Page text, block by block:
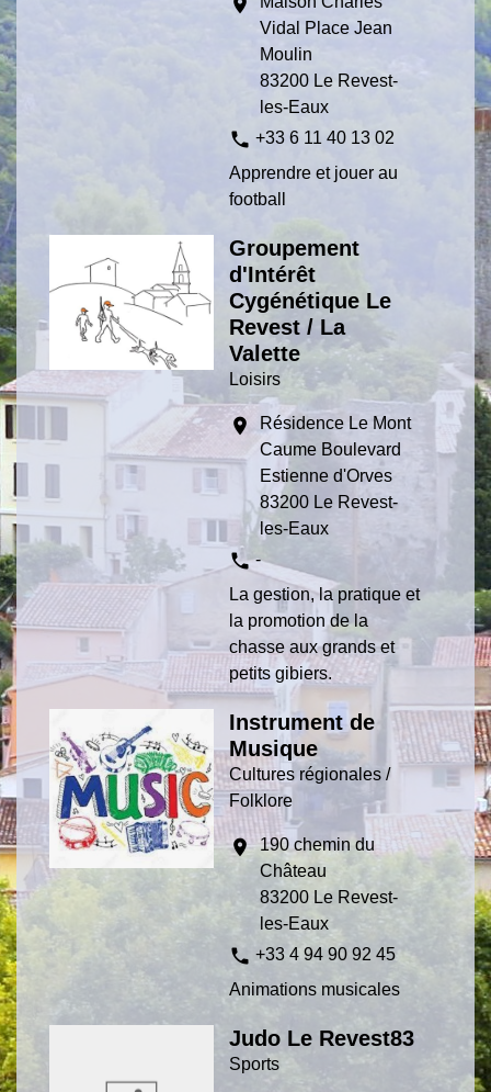
location_on
Vidal Place Jean
Moulin
83200 Le Revest-
les-Eaux
phone +33 6 11 40 13 02
Apprendre et jouer au
football
Groupement
d'Intérêt
Cygénétique Le
Revest / La
Valette
Loisirs
location_on
Résidence Le Mont
Caume Boulevard
Estienne d'Orves
83200 Le Revest-
les-Eaux
phone -
La gestion, la pratique et
la promotion de la
chasse aux grands et
petits gibiers.
Instrument de
Musique
Cultures régionales /
Folklore
location_on 190 chemin du
Château
83200 Le Revest-
les-Eaux
phone +33 4 94 90 92 45
Animations musicales
Judo Le Revest83
Sports